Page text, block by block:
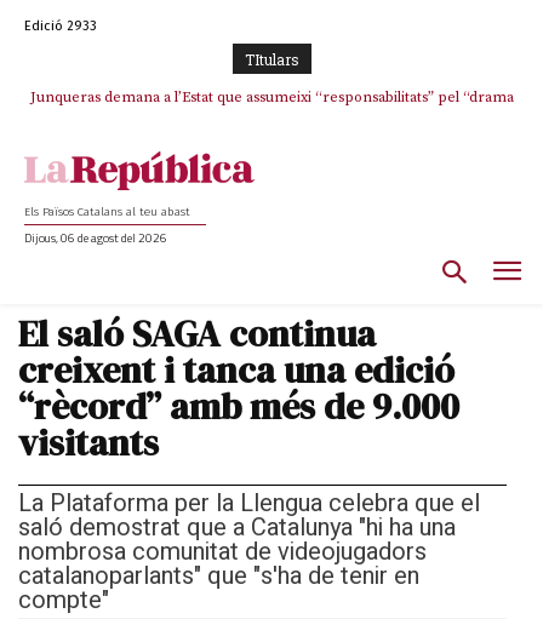
Edició 2933
TItulars
Junqueras demana a l’Estat que assumeixi “responsabilitats” pel “drama
L’abandonament de les seleccions catalanes per part de la UFEC
Els Països Catalans al teu abast
Dijous, 06 de agost del 2026
El saló SAGA continua
creixent i tanca una edició
“rècord” amb més de 9.000
visitants
La Plataforma per la Llengua celebra que el
saló demostrat que a Catalunya "hi ha una
nombrosa comunitat de videojugadors
catalanoparlants" que "s'ha de tenir en
compte"